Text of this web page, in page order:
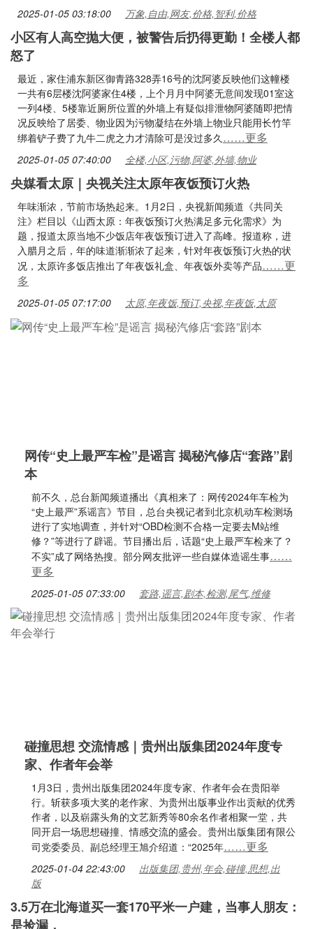
2025-01-05 03:18:00 万象,自由,网友,价格,智利,价格
小区有人高空抛大便，被警告后扔得更勤！全楼人都
怒了
最近，家住浦东新区御青路328弄16号的沈阿婆反映他们这幢楼
一共有6层楼沈阿婆家住4楼，上个月月中阿婆无意间发现01室这
一列4楼、5楼靠近厕所位置的外墙上有疑似排泄物阿婆随即把情
况反映给了居委、物业因为污物凝结在外墙上物业只能用长竹竿
绑着铲子费了九牛二虎之力才清除可是没过多久……更多
2025-01-05 07:40:00 全楼,小区,污物,阿婆,外墙,物业
央媒看太原｜央视关注太原年夜饭预订火热
年味渐浓，节前市场热起来。1月2日，央视新闻频道《共同关
注》栏目以《山西太原：年夜饭预订火热满足多元化需求》为
题，报道太原当地不少饭店年夜饭预订进入了高峰。报道称，进
入腊月之后，年的味道渐渐浓了起来，针对年夜饭预订火热的状
况，太原许多饭店推出了年夜饭礼盒、年夜饭外卖等产品……更
多
2025-01-05 07:17:00 太原,年夜饭,预订,央视,年夜饭,太原
网传“史上最严车检”是谣言 揭秘汽修店“套路”剧
本
前不久，总台新闻频道播出《真相来了：网传2024年车检为
“史上最严”系谣言》节目，总台央视记者到北京机动车检测场
进行了实地调查，并针对“OBD检测不合格一定要去M站维
修？”等进行了辟谣。节目播出后，话题“史上最严车检来了？
不实”成了网络热搜。部分网友批评一些自媒体造谣生事……
更多
2025-01-05 07:33:00 套路,谣言,剧本,检测,尾气,维修
碰撞思想 交流情感｜贵州出版集团2024年度专
家、作者年会举
1月3日，贵州出版集团2024年度专家、作者年会在贵阳举
行。斩获多项大奖的老作家、为贵州出版事业作出贡献的优秀
作者，以及崭露头角的文艺新秀等80余名作者相聚一堂，共
同开启一场思想碰撞、情感交流的盛会。贵州出版集团有限公
司党委委员、副总经理王旭介绍道：“2025年……更多
2025-01-04 22:43:00
出版集团,贵州,年会,碰撞,思想,出
版
3.5万在北海道买一套170平米一户建，当事人朋友：
是捡漏，